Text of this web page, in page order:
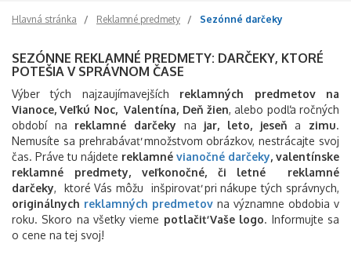
Hlavná stránka Reklamné predmety Sezónné darčeky
SEZÓNNE REKLAMNÉ PREDMETY: DARČEKY, KTORÉ
POTEŠIA V SPRÁVNOM ČASE
Výber tých najzaujímavejších reklamných predmetov na
Vianoce, Veľkú Noc, Valentína, Deň žien, alebo podľa ročných
období na reklamné darčeky na jar, leto, jeseň a zimu.
Nemusíte sa prehrabávať množstvom obrázkov, nestrácajte svoj
čas. Práve tu nájdete reklamné vianočné darčeky, valentínske
reklamné predmety, veľkonočné, či letné reklamné
darčeky, ktoré Vás môžu inšpirovať pri nákupe tých správnych,
originálnych reklamných predmetov na významne obdobia v
roku. Skoro na všetky vieme potlačiť Vaše logo. Informujte sa
o cene na tej svoj!